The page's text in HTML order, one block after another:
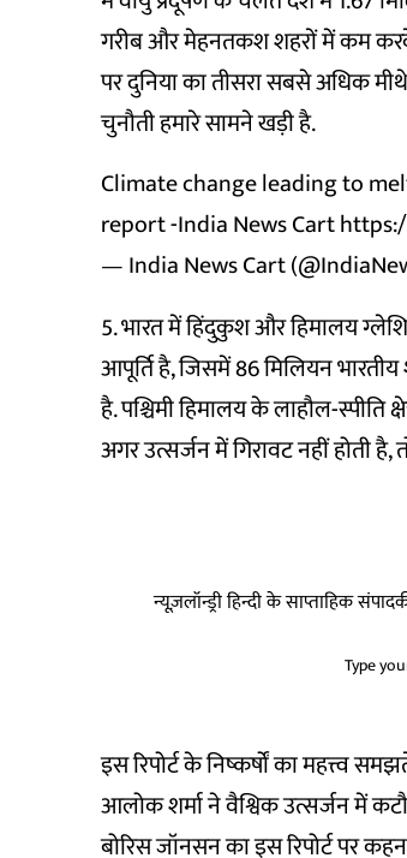
गरीब और मेहनतकश शहरों में कम करके
पर दुनिया का तीसरा सबसे अधिक
चुनौती हमारे सामने खड़ी है.
Climate change leading to
report -India News Cart
— India News Cart
5. भारत में हिंदुकुश और हिमालय
आपूर्ति है, जिसमें 86 मिलियन
है. पश्चिमी हिमालय के लाहौल-
अगर उत्सर्जन में गिरावट नहीं होती
न्यूज़लॉन्ड्री हिन्दी के साप्ताहिक
इस रिपोर्ट के निष्कर्षों का महत्त्व
आलोक शर्मा ने वैश्विक उत्सर्जन में
बोरिस जॉनसन का इस रिपोर्ट पर